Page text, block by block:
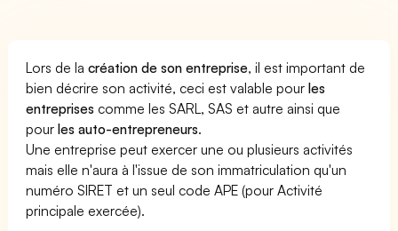
Lors de lacréation de son entreprise, il est important de
bien décrire son activité, ceci est valable pourles
entreprises comme les SARL, SAS et autre ainsi que
pourles auto-entrepreneurs.
Une entreprise peut exercer une ou plusieurs activités
mais elle n'aura à l'issue de son immatriculation qu'un
numéro SIRET et un seul code APE (pour Activité
principale exercée).